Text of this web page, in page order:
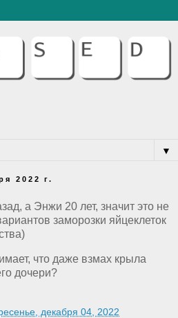
▼
2022 г.
а Энжи 20 лет, значит это не
заморозки яйцеклеток
что даже взмах крыла
дочери?
декабря 04, 2022